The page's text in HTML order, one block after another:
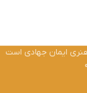
ایمان جهادی است